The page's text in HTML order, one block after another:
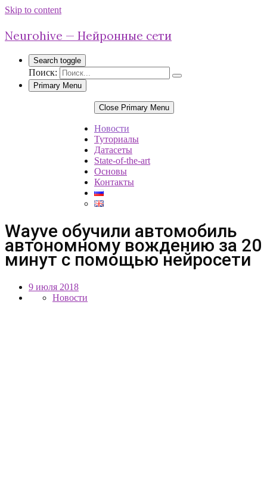
Skip to content
Neurohive — Нейронные сети
Search toggle
Поиск:
Primary Menu
Close Primary Menu
Новости
Туториалы
Датасеты
State-of-the-art
Основы
Контакты
Wayve обучили автомобиль
автономному вождению за 20
минут с помощью нейросети
9 июля 2018
Новости